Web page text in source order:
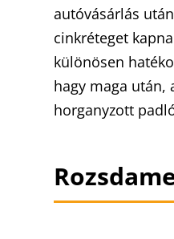
autóvásárlás
cinkréteget
különösen
hagy maga után,
horganyzott